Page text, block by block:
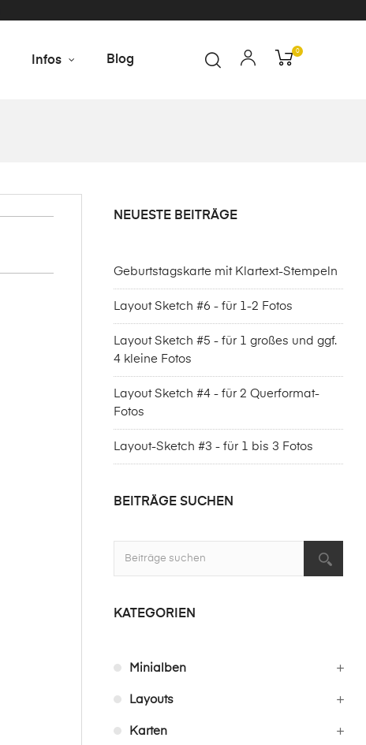
Infos Blog
0
NEUESTE BEITRÄGE
Geburtstagskarte mit Klartext-Stempeln
Layout Sketch #6 - für 1-2 Fotos
Layout Sketch #5 - für 1 großes und ggf.
4 kleine Fotos
Layout Sketch #4 - für 2 Querformat-
Fotos
Layout-Sketch #3 - für 1 bis 3 Fotos
BEITRÄGE SUCHEN
KATEGORIEN
Minialben
Layouts
Karten